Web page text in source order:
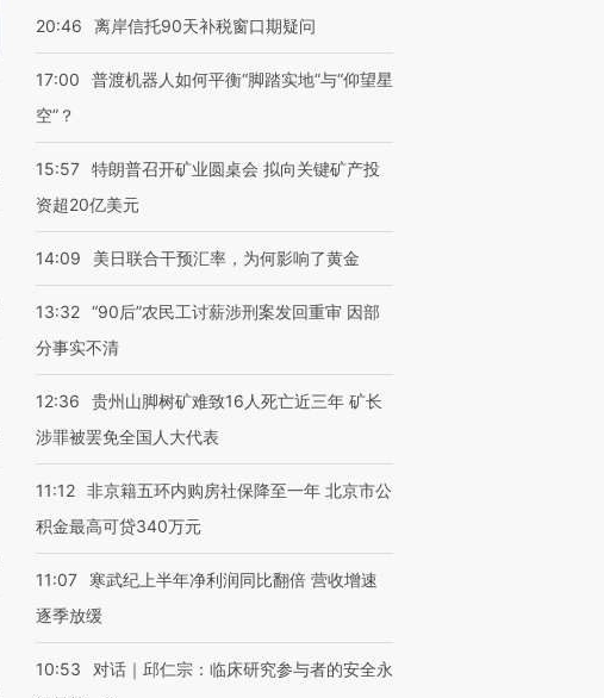
20:46 离岸信托90天补税窗口期疑问
17:00
普渡机器人如何平衡“脚踏实地”与“仰望星
空”？
15:57 特朗普召开矿业圆桌会 拟向关键矿产投
资超20亿美元
14:09 美日联合干预汇率，为何影响了黄金
13:32 “90后”农民工讨薪涉刑案发回重审 因部
分事实不清
12:36
贵州山脚树矿难致16人死亡近三年 矿长
涉罪被罢免全国人大代表
11:12 非京籍五环内购房社保降至一年 北京市公
积金最高可贷340万元
11:07
寒武纪上半年净利润同比翻倍 营收增速
逐季放缓
10:53
对话｜邱仁宗：临床研究参与者的安全永